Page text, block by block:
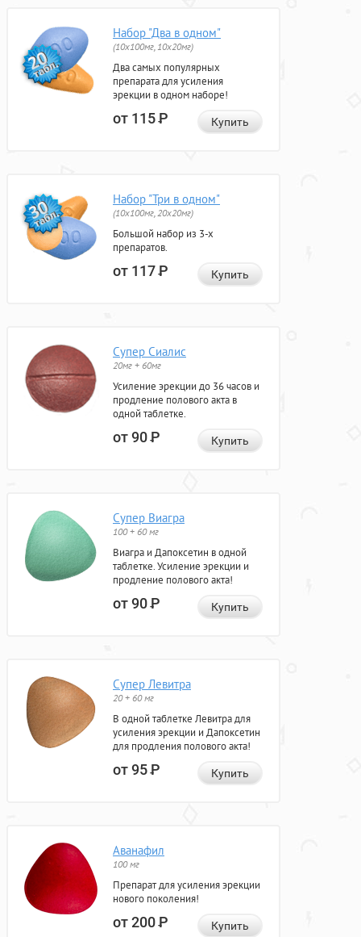
Набор "Два в одном"
(10x100мг, 10x20мг)
Два самых популярных
препарата для усиления
эрекции в одном наборе!
от 115Р Купить
Набор "Три в одном"
(10x100мг, 20x20мг)
Большой набор из 3-х
препаратов.
от 117Р Купить
Супер Сиалис
20мг + 60мг
Усиление эрекции до 36 часов и
продление полового акта в
одной таблетке.
от 90Р Купить
Супер Виагра
100 + 60 мг
Виагра и Дапоксетин в одной
таблетке. Усиление эрекции и
продление полового акта!
от 90Р Купить
Супер Левитра
20 + 60 мг
В одной таблетке Левитра для
усиления эрекции и Дапоксетин
для продления полового акта!
от 95Р Купить
Аванафил
100 мг
Препарат для усиления эрекции
нового поколения!
от 200Р Купить